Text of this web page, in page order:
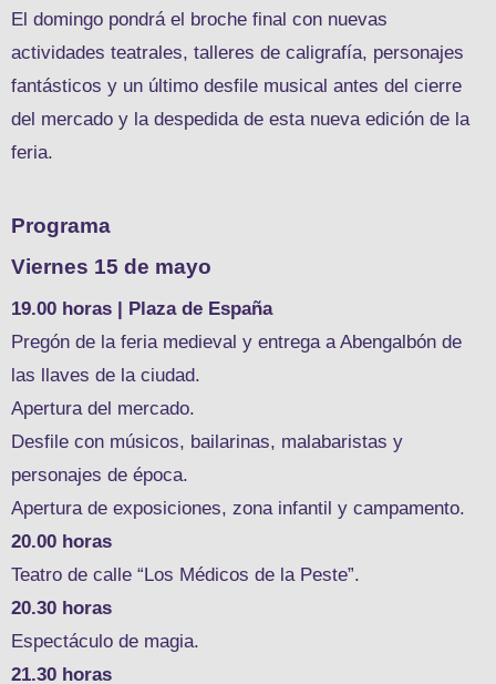
El domingo pondrá el broche final con nuevas
actividades teatrales, talleres de caligrafía, personajes
fantásticos y un último desfile musical antes del cierre
del mercado y la despedida de esta nueva edición de la
feria.
Programa
Viernes 15 de mayo
19.00 horas | Plaza de España
Pregón de la feria medieval y entrega a Abengalbón de
las llaves de la ciudad.
Apertura del mercado.
Desfile con músicos, bailarinas, malabaristas y
personajes de época.
Apertura de exposiciones, zona infantil y campamento.
20.00 horas
Teatro de calle “Los Médicos de la Peste”.
20.30 horas
Espectáculo de magia.
21.30 horas